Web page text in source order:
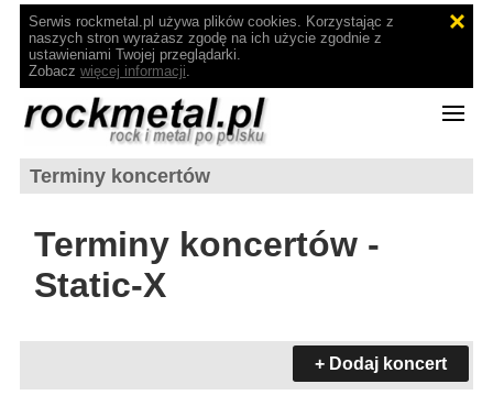
Serwis rockmetal.pl używa plików cookies. Korzystając z
naszych stron wyrażasz zgodę na ich użycie zgodnie z
ustawieniami Twojej przeglądarki.
Zobacz więcej informacji.
Terminy koncertów
Terminy koncertów -
Static-X
+ Dodaj koncert